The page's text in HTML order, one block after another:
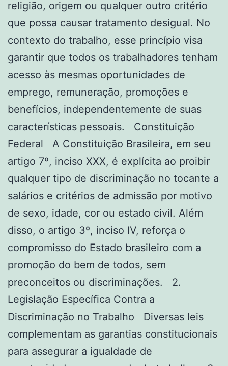
religião, origem ou qualquer outro critério
que possa causar tratamento desigual. No
contexto do trabalho, esse princípio visa
garantir que todos os trabalhadores tenham
acesso às mesmas oportunidades de
emprego, remuneração, promoções e
benefícios, independentemente de suas
características pessoais. Constituição
Federal A Constituição Brasileira, em seu
artigo 7º, inciso XXX, é explícita ao proibir
qualquer tipo de discriminação no tocante a
salários e critérios de admissão por motivo
de sexo, idade, cor ou estado civil. Além
disso, o artigo 3º, inciso IV, reforça o
compromisso do Estado brasileiro com a
promoção do bem de todos, sem
preconceitos ou discriminações. 2.
Legislação Específica Contra a
Discriminação no Trabalho Diversas leis
complementam as garantias constitucionais
para assegurar a igualdade de